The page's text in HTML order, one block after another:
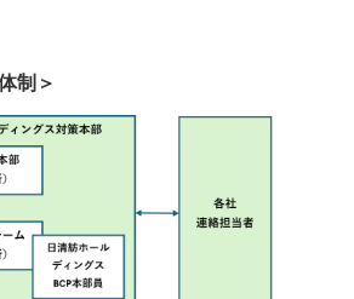
制＞